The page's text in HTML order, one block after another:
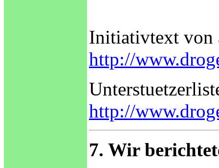
Initiativtext von
http://
http://
7. Wir